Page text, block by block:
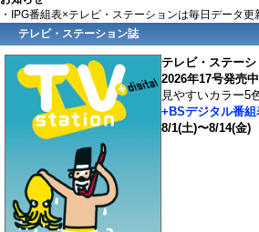
・IPG番組表×テレビ・ステーションは毎日データ
テレビ・ステーション誌
テレビ・ステーシ
2026年17号発売
見やすいカラー5
+BSデジタル番組
8/1(土)〜8/14(金)